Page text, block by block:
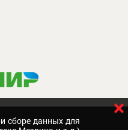
сборе данных для